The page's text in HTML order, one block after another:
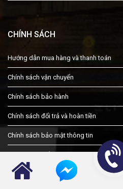
CHÍNH SÁCH
Hướng dẫn mua hàng và thanh toán
Chính sách vận chuyển
Chính sách bảo hành
Chính sách đổi trả và hoàn tiền
Chính sách bảo mật thông tin
Liên hệ góp ý